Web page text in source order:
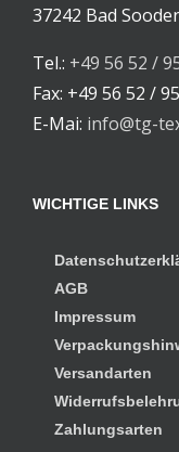
37242 Bad
Tel.: +49 56 52 /
Fax: +49 56 52 /
E-Mai: info@tg-
WICHTIGE LINKS
AGB
Impressum
Versandarten
Zahlungsarten